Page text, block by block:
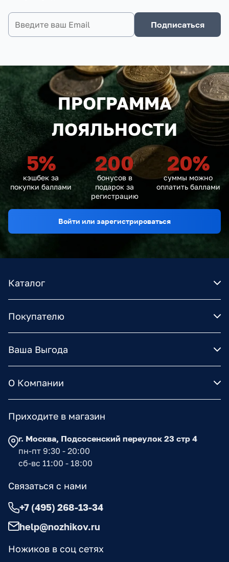
Подписаться
ПРОГРАММА
ЛОЯЛЬНОСТИ
5%
кэшбек за
покупки баллами
200
бонусов в
подарок за
регистрацию
20%
суммы можно
оплатить баллами
Войти или зарегистрироваться
Каталог
Покупателю
Ваша Выгода
О Компании
Ножиков в соц сетях
Приходите в магазин
г. Москва, Подсосенский переулок 23 стр 4
пн-пт 9:30 - 20:00
сб-вс 11:00 - 18:00
Связаться с нами
+7 (495) 268-13-34
help@nozhikov.ru